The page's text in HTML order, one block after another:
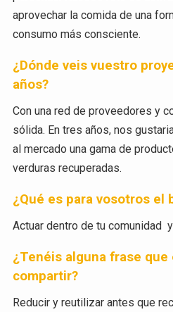
aprovechar la comida de una
consumo más consciente.
¿Dónde veis vuestro
años?
Con una red de proveedores y
sólida. En tres años, nos
al mercado una gama de
verduras recuperadas.
¿Qué es para vosotros el
Actuar dentro de tu comunidad
¿Tenéis alguna frase
compartir?
Reducir y reutilizar antes que